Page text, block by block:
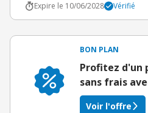
Expire le 10/06/2028
Vérifié
BON PLAN
Profitez d'un
sans frais
Voir l'offre